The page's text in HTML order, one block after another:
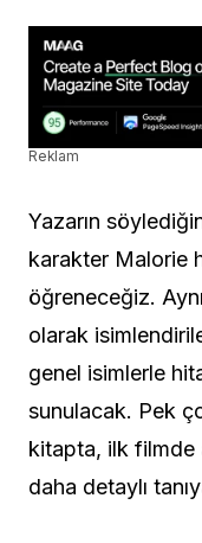
Reklam
Yazarın
karakter Malorie
öğreneceğiz.
olarak
genel isimlerle
sunulacak. Pek
kitapta, ilk filmde
daha detaylı